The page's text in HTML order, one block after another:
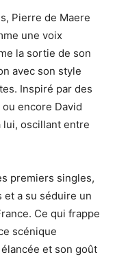
Pierre de Maere
une voix
la sortie de son
avec son style
Inspiré par des
encore David
lui, oscillant entre
premiers singles,
a su séduire un
Ce qui frappe
scénique
et son goût